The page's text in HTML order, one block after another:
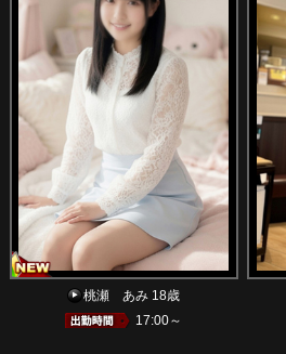
桃瀬 あみ 18歳
17:00～